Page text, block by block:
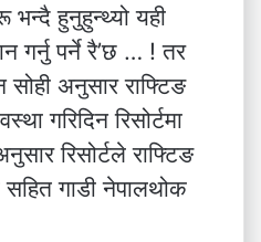
हुनुहुन्थ्यो यही
गर्नु पर्ने रै’छ … ! तर
अनुसार राफ्टिङ
गरिदिन रिसोर्टमा
रिसोर्टले राफ्टिङ
सहित गाडी नेपालथोक